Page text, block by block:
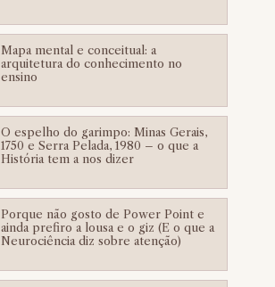
Mapa mental e conceitual: a
arquitetura do conhecimento no
ensino
O espelho do garimpo: Minas Gerais,
1750 e Serra Pelada, 1980 – o que a
História tem a nos dizer
Porque não gosto de Power Point e
ainda prefiro a lousa e o giz (E o que a
Neurociência diz sobre atenção)